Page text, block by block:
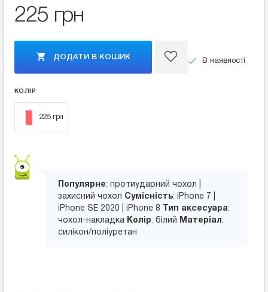
225 грн
ДОДАТИ В КОШИК
В наявності
КОЛІР
225 грн
Популярне: протиударний чохол |
захисний чохол Сумісність: iPhone 7 |
iPhone SE 2020 | iPhone 8
Тип аксесуара:
чохол-накладка Колір: білий Матеріал:
силікон/поліуретан